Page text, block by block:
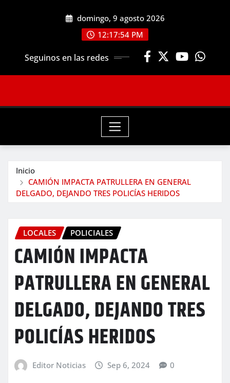
domingo, 9 agosto 2026
12:17:55 PM
Seguinos en las redes
Inicio
CAMIÓN IMPACTA PATRULLERA EN GENERAL
DELGADO, DEJANDO TRES POLICÍAS HERIDOS
LOCALES POLICIALES
CAMIÓN IMPACTA
PATRULLERA EN GENERAL
DELGADO, DEJANDO TRES
POLICÍAS HERIDOS
Editor Noticias Sep 6, 2024 0